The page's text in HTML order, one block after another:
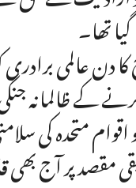
تھا۔
دن عالمی
ظالمانہ
متحدہ کی
پر آج بھی